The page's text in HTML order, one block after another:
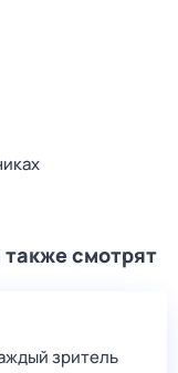
смотрят
зритель